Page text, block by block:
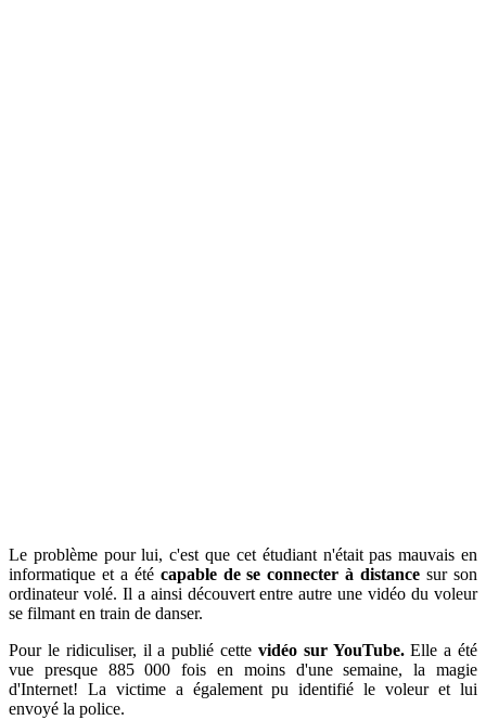
Le problème pour lui, c'est que cet étudiant n'était pas mauvais en
informatique et a étécapable de se connecter à distance sur son
ordinateur volé. Il a ainsi découvert entre autre une vidéo du voleur
se filmant en train de danser.
Pour le ridiculiser, il a publié cette vidéo sur YouTube.Elle a été
vue presque 885 000 fois en moins d'une semaine, la magie
d'Internet! La victime a également pu identifié le voleur et lui
envoyé la police.